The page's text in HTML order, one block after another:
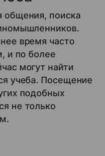
общения, поиска
время часто
и по более
могут найти
учеба. Посещение
подобных
не только